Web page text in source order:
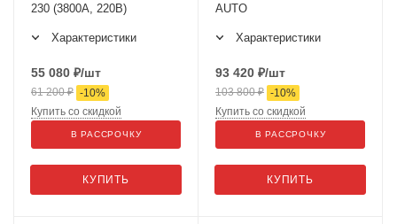
230 (3800А, 220В)
Характеристики
55 080 ₽/шт
61 200₽ -10%
КУПИТЬ
Купить со скидкой
В РАССРОЧКУ
AUTO
Характеристики
93 420 ₽/шт
103 800₽ -10%
КУПИТЬ
Купить со скидкой
В РАССРОЧКУ